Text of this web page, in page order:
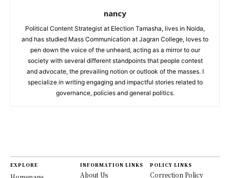
nancy
Political Content Strategist at Election Tamasha, lives in Noida,
and has studied Mass Communication at Jagran College, loves to
pen down the voice of the unheard, acting as a mirror to our
society with several different standpoints that people contest
and advocate, the prevailing notion or outlook of the masses. I
specialize in writing engaging and impactful stories related to
governance, policies and general politics.
EXPLORE INFORMATION LINKS
About Us
POLICY LINKS
Correction Policy